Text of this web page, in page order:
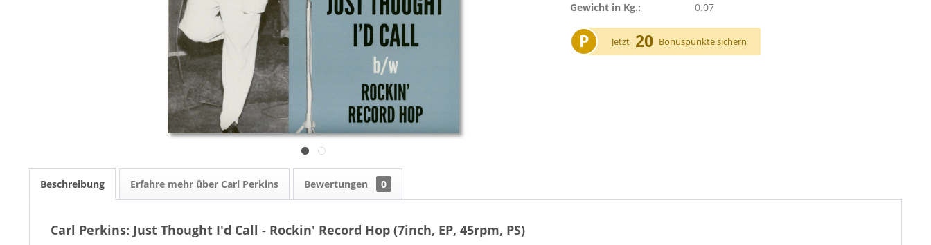
Gewicht in Kg.:
0.07
P Jetzt 20 Bonuspunkte sichern
Beschreibung Erfahre mehr über Carl Perkins Bewertungen 0
Carl Perkins: Just Thought I'd Call - Rockin' Record Hop (7inch, EP, 45rpm, PS)